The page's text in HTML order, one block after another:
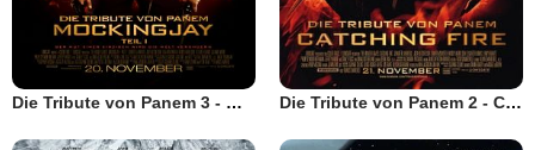
Die Tribute von Panem 3 - Mockingjay Teil 1 Die Tribute von Panem 2 - Catching Fire